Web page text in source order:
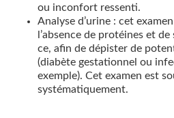
ou inconfort ressenti.
Analyse d’urine : cet
l’absence de protéines et
ce, afin de dépister de
(diabète gestationnel ou
exemple). Cet examen est
systématiquement.